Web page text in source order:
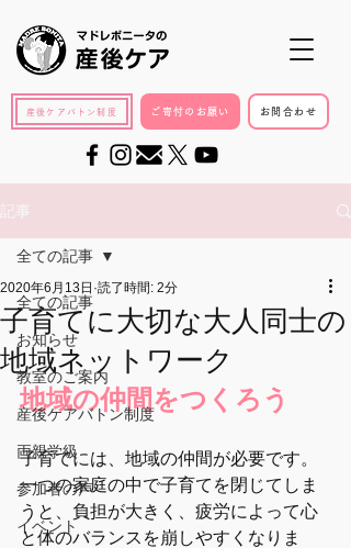
産後ケアバトン制度 ご寄付のお願い お問合わせ
記事
全ての記事
お知らせ
教室のご案内
産後ケアバトン制度
両親学級
参加者の声
イベント
全ての記事
子育てに大切な大人同士の
地域ネットワーク
2020年6月13日 読了時間: 2分
地域の仲間をつくろう
子育てには、地域の仲間が必要です。
一つの家庭の中で子育てを閉じてしま
うと、負担が大きく、疲労によって心
と体のバランスを崩しやすくなりま